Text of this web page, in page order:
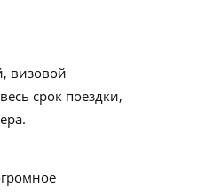
визовой
срок поездки,